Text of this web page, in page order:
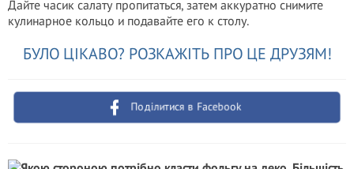
Дайте часик салату пропитаться, затем аккуратно снимите
кулинарное кольцо и подавайте его к столу.
БУЛО ЦІКАВО? РОЗКАЖІТЬ ПРО ЦЕ ДРУЗЯМ!
Поділитися в Facebook